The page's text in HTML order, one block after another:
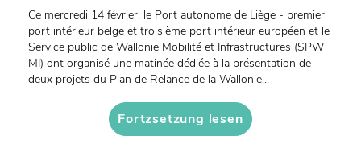
Ce mercredi 14 février, le Port autonome de Liège - premier
port intérieur belge et troisième port intérieur européen et le
Service public de Wallonie Mobilité et Infrastructures (SPW
MI) ont organisé une matinée dédiée à la présentation de
deux projets du Plan de Relance de la Wallonie...
Fortzsetzung lesen